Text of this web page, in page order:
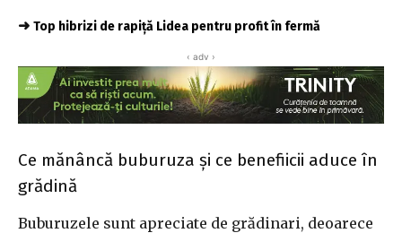
➜ Top hibrizi de rapiță Lidea pentru profit în fermă
‹ adv ›
Ce mănâncă buburuza și ce benefiicii aduce în
grădină
Buburuzele sunt apreciate de grădinari, deoarece